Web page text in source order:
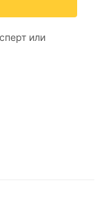
или